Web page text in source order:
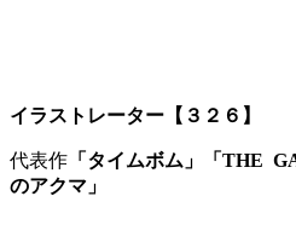
イラストレーター【３２６】
代表作 「タイムボム」「THE
のアクマ」